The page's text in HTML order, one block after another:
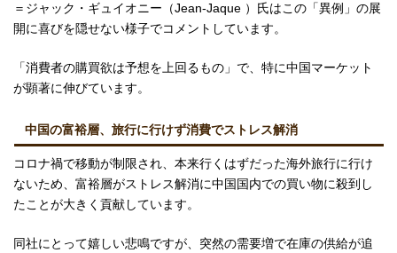
＝ジャック・ギュイオニー（Jean-Jaque ）氏はこの「異例」の展
開に喜びを隠せない様子でコメントしています。
「消費者の購買欲は予想を上回るもの」で、特に中国マーケット
が顕著に伸びています。
中国の富裕層、旅行に行けず消費でストレス解消
コロナ禍で移動が制限され、本来行くはずだった海外旅行に行け
ないため、富裕層がストレス解消に中国国内での買い物に殺到し
たことが大きく貢献しています。
同社にとって嬉しい悲鳴ですが、突然の需要増で在庫の供給が追